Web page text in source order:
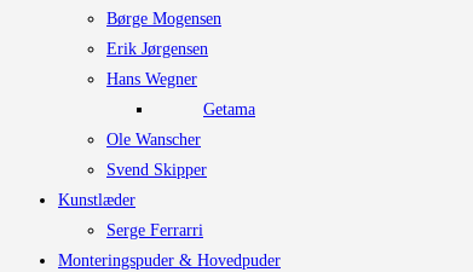
Børge Mogensen
Erik Jørgensen
Hans Wegner
Getama
Ole Wanscher
Svend Skipper
Kunstlæder
Serge Ferrarri
Monteringspuder & Hovedpuder